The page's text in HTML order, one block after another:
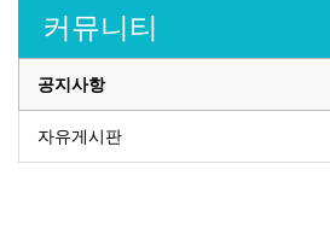
커뮤니티
공지사항
자유게시판